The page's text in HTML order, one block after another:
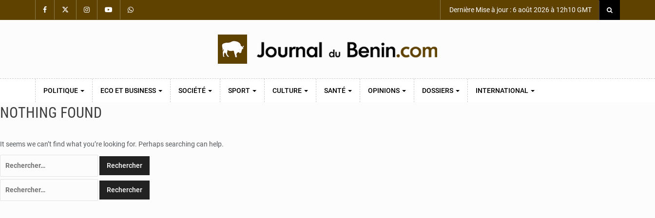
Dernière Mise à jour : 6 août 2026 à 12h10 GMT
POLITIQUE ECO ET BUSINESS SOCIÉTÉ SPORT CULTURE SANTÉ OPINIONS DOSSIERS INTERNATIONAL
NOTHING FOUND
It seems we can’t find what you’re looking for. Perhaps searching can help.